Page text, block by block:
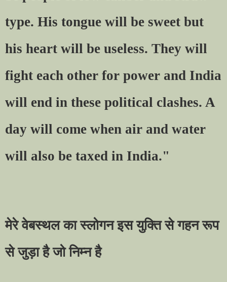
type. His tongue will be sweet but
his heart will be useless. They will
fight each other for power and India
will end in these political clashes. A
day will come when air and water
will also be taxed in India."
मेरे वेबस्थल का स्लोगन इस युक्ति से गहन रूप
से जुड़ा है जो निम्न है